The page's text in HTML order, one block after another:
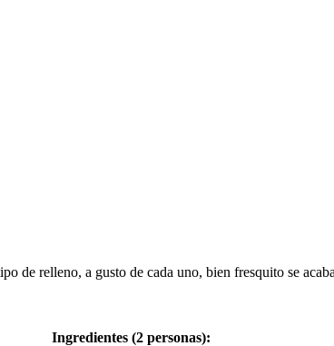
de relleno, a gusto de cada uno, bien fresquito se
Ingredientes (2 personas):